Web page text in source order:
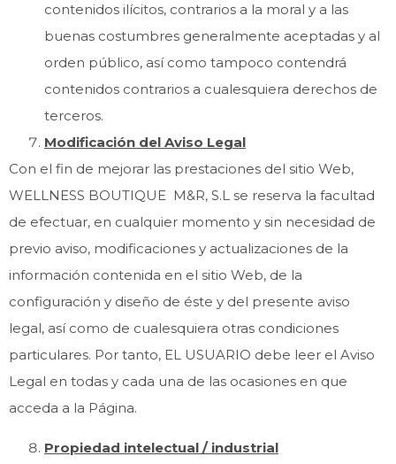
contenidos ilícitos, contrarios a la moral y a las
buenas costumbres generalmente aceptadas y al
orden público, así como tampoco contendrá
contenidos contrarios a cualesquiera derechos de
terceros.
Modificación del Aviso Legal
Con el fin de mejorar las prestaciones del sitio Web,
WELLNESS BOUTIQUE M&R, S.L se reserva la facultad
de efectuar, en cualquier momento y sin necesidad de
previo aviso, modificaciones y actualizaciones de la
información contenida en el sitio Web, de la
configuración y diseño de éste y del presente aviso
legal, así como de cualesquiera otras condiciones
particulares. Por tanto, EL USUARIO debe leer el Aviso
Legal en todas y cada una de las ocasiones en que
acceda a la Página.
Propiedad intelectual / industrial